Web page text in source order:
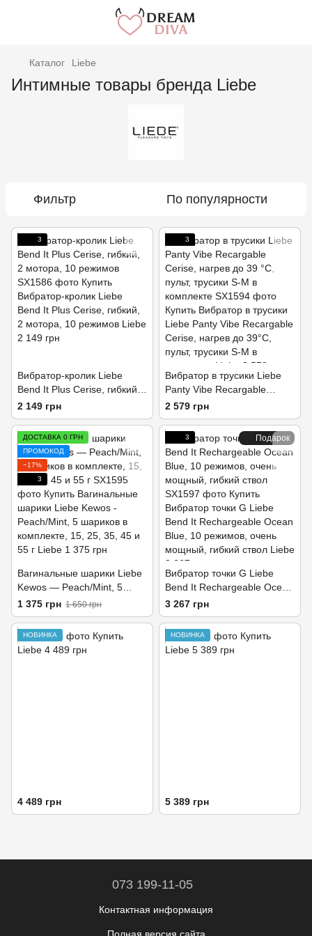
Каталог Liebe
Интимные товары бренда Liebe
Фильтр По популярности
3
Вибратор-кролик Liebe
Bend It Plus Cerise, гибкий,
2 мотора, 10 режимов
2 149 грн
3
Вибратор в трусики Liebe
Panty Vibe Recargable
Cerise, нагрев до 39 °C,
пульт, трусики S-M в
комплекте
2 579 грн
ДОСТАВКА 0 ГРН
ПРОМОКОД
−17%
3
Вагинальные шарики Liebe
Kewos — Peach/Mint, 5
шариков в комплекте, 15,
25, 35, 45 и 55 г
1 375 грн 1 650 грн
Подарок
3
Вибратор точки G Liebe
Bend It Rechargeable Ocean
Blue, 10 режимов, очень
мощный, гибкий ствол
3 267 грн
НОВИНКА
4 489 грн
НОВИНКА
5 389 грн
073 199-11-05
Контактная информация